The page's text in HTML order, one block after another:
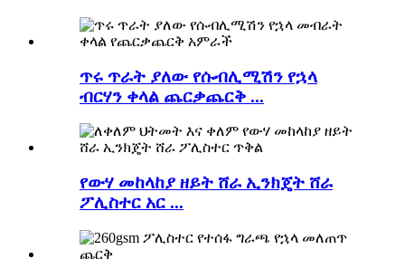
ጥሩ ጥራት ያለው የሱብሊሚሽን የኋላ
ብርሃን ቀላል ጨርቃጨርቅ ...
የውሃ መከላከያ ዘይት ሸራ ኢንክጄት ሸራ
ፖሊስተር አር ...